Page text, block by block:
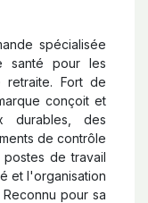
spécialisée
santé pour les
retraite. Fort de
conçoit et
durables, des
de contrôle
de travail
et l'organisation
pour sa